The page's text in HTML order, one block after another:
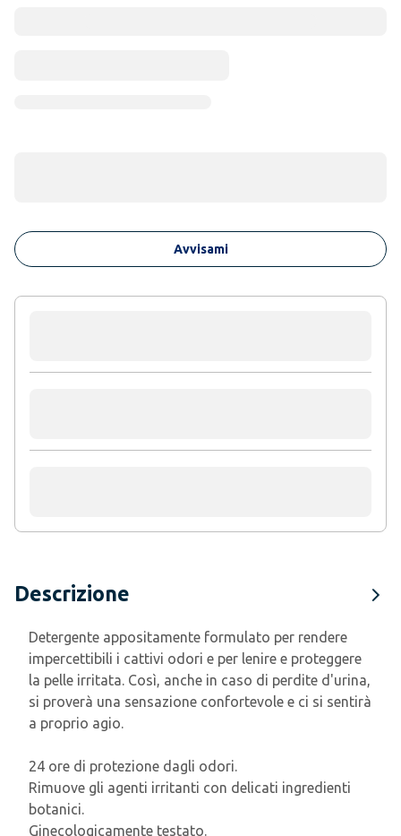
Avvisami
Descrizione
Detergente appositamente formulato per rendere
impercettibili i cattivi odori e per lenire e proteggere
la pelle irritata. Così, anche in caso di perdite d'urina,
si proverà una sensazione confortevole e ci si sentirà
a proprio agio.
24 ore di protezione dagli odori.
Rimuove gli agenti irritanti con delicati ingredienti
botanici.
Ginecologicamente testato.